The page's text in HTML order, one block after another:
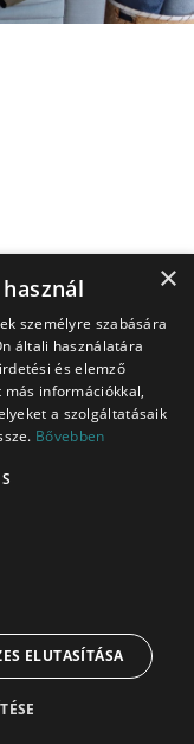
Rácz Kata
×
személyre szabására
általi használatára
és elemző
információkkal,
a szolgáltatásaik
Bővebben
ELUTASÍTÁSA